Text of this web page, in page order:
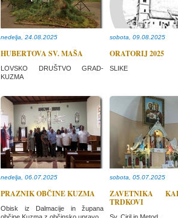
nedelja, 24.08.2025
HUBERTOVA SV. MAŠA
LOVSKO DRUŠTVO GRAD-
KUZMA
sobota, 09.08.2025
ORATORIJ 2025
SLIKE
nedelja, 06.07.2025
PRAZNIK OBČINE KUZMA
Obisk iz Dalmacije in župana
sobota, 05.07.2025
ZAVETNIKA
TRDKOVI